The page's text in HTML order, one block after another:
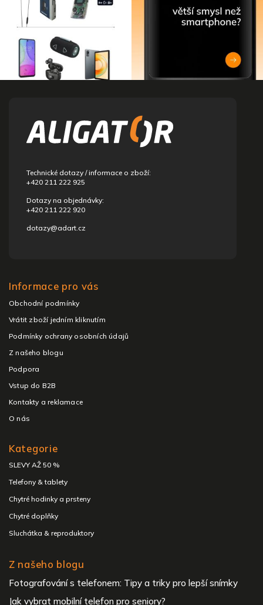
Technické dotazy / informace o zboží:
+420 211 222 925
Dotazy na objednávky:
+420 211 222 920
dotazy@adart.cz
Informace pro vás
Obchodní podmínky
Vrátit zboží jedním kliknutím
Podmínky ochrany osobních údajů
Z našeho blogu
Podpora
Vstup do B2B
Kontakty a reklamace
O nás
Kategorie
SLEVY AŽ 50 %
Telefony & tablety
Chytré hodinky a prsteny
Chytré doplňky
Sluchátka & reproduktory
Z našeho blogu
Fotografování s telefonem: Tipy a triky pro lepší snímky
Jak vybrat mobilní telefon pro seniory?